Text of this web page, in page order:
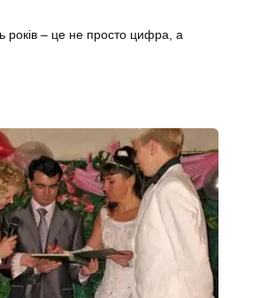
років – це не просто цифра, а